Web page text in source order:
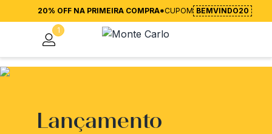
20% OFF NA PRIMEIRA COMPRA*CUPOM BEMVINDO20
1
Lançamento